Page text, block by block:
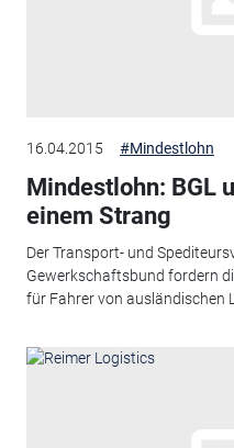
16.04.2015 #Mindestlohn
Mindestlohn: BGL
einem Strang
Der Transport- und
Gewerkschaftsbund fordern
für Fahrer von ausländischen